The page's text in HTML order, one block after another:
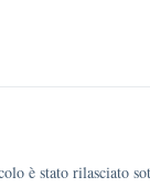
è stato rilasciato